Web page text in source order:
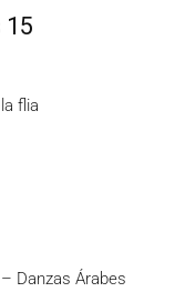
15
flia
Danzas Árabes